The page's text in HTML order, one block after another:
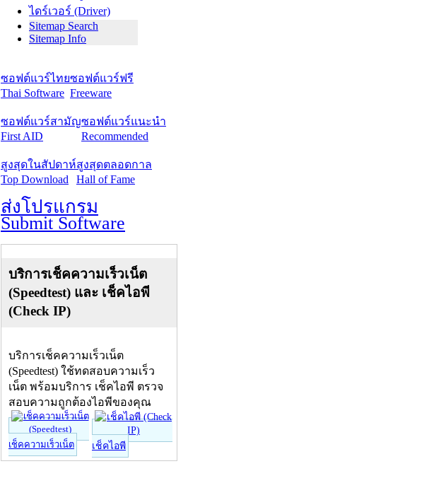
ไดร์เวอร์ (Driver)
Sitemap Search
Sitemap Info
ซอฟต์แวร์ไทย
Thai Software
ซอฟต์แวร์ฟรี
Freeware
ซอฟต์แวร์สามัญ
First AID
ซอฟต์แวร์แนะนำ
Recommended
สูงสุดในสัปดาห์
Top Download
สูงสุดตลอดกาล
Hall of Fame
ส่งโปรแกรม
Submit Software
บริการเช็คความเร็วเน็ต
(Speedtest) และ เช็คไอพี
(Check IP)
บริการเช็คความเร็วเน็ต
(Speedtest) ใช้ทดสอบความเร็ว
เน็ต พร้อมบริการ เช็คไอพี ตรวจ
สอบความถูกต้องไอพีของคุณ
เช็คความเร็วเน็ต เช็คไอพี